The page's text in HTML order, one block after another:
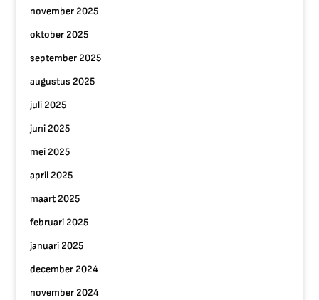
november 2025
oktober 2025
september 2025
augustus 2025
juli 2025
juni 2025
mei 2025
april 2025
maart 2025
februari 2025
januari 2025
december 2024
november 2024